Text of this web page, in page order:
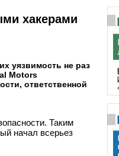
хакерами
уязвимость не раз
Motors
ответственной
Таким
начал всерьез